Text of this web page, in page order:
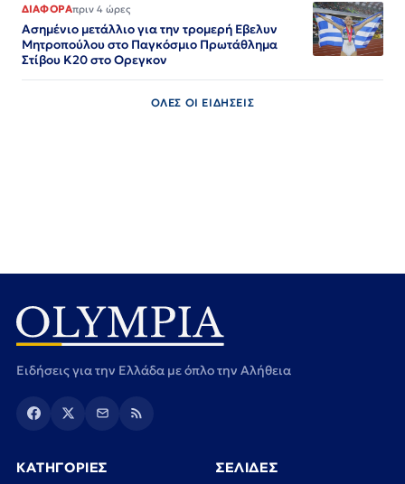
ΔΙΑΦΟΡΑπριν 4 ώρες
Ασημένιο μετάλλιο για την τρομερή Εβελυν
Μητροπούλου στο Παγκόσμιο Πρωτάθλημα
Στίβου Κ20 στο Ορεγκον
ΟΛΕΣ ΟΙ ΕΙΔΗΣΕΙΣ
Ειδήσεις για την Ελλάδα με όπλο την Αλήθεια
ΚΑΤΗΓΟΡΙΕΣ ΣΕΛΙΔΕΣ